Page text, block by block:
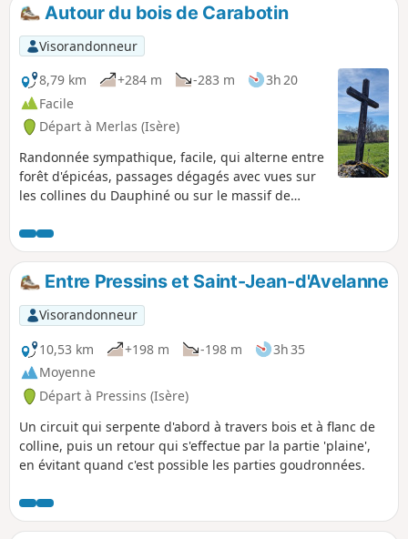
Autour du bois de Carabotin
Visorandonneur
8,79 km
+284 m -283 m
3h 20
Facile
Départ à Merlas (Isère)
Randonnée sympathique, facile, qui alterne entre
forêt d'épicéas, passages dégagés avec vues sur
les collines du Dauphiné ou sur le massif de
Entre Pressins et Saint-Jean-d'Avelanne
Visorandonneur
10,53 km
+198 m -198 m
3h 35
Moyenne
Départ à Pressins (Isère)
Un circuit qui serpente d'abord à travers bois et à flanc de
colline, puis un retour qui s'effectue par la partie 'plaine',
en évitant quand c'est possible les parties goudronnées.